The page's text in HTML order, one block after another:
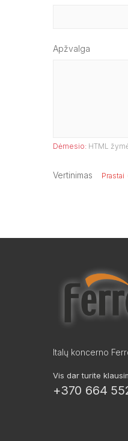
Apžvalga
Dėmesio: HTML
Vertinimas Prastai
Italų koncerno
Vis dar turite
+370 664